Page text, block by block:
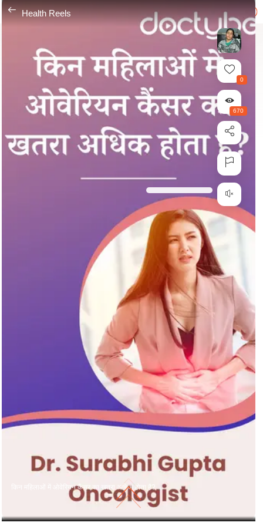
---
Health Reels
किन महिलाओं में ओवेरियन कैंसर का खतरा अधिक होता है?
0
670